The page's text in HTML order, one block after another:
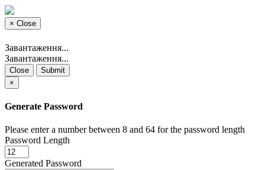
× Close
Завантаження...
Завантаження...
Close
Submit
×
Generate Password
Please enter a number between 8 and 64 for the password length
Password Length
Generated Password